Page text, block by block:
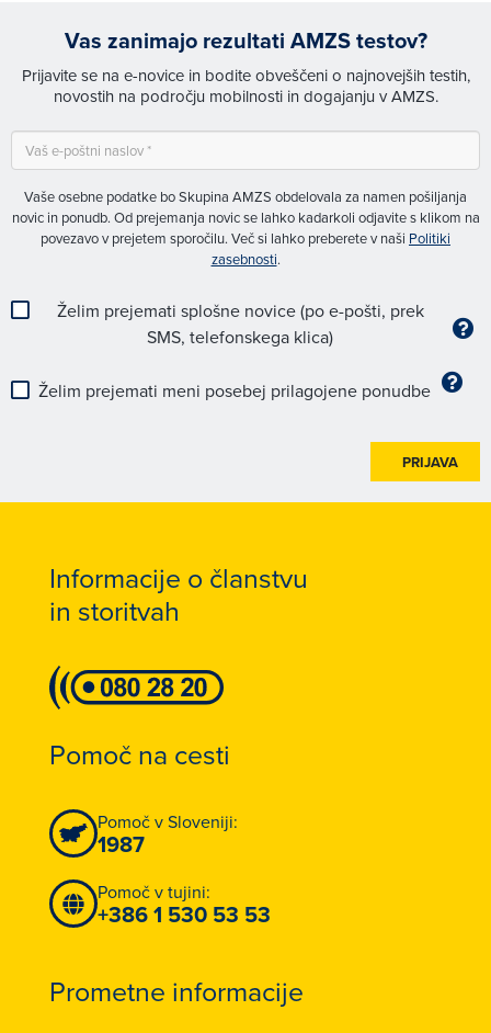
Vas zanimajo rezultati AMZS testov?
Prijavite se na e-novice in bodite obveščeni o najnovejših testih,
novostih na področju mobilnosti in dogajanju v AMZS.
Vaše osebne podatke bo Skupina AMZS obdelovala za namen pošiljanja
novic in ponudb. Od prejemanja novic se lahko kadarkoli odjavite s klikom na
povezavo v prejetem sporočilu. Več si lahko preberete v naši Politiki
zasebnosti.
Želim prejemati splošne novice (po e-pošti, prek
SMS, telefonskega klica)
Želim prejemati meni posebej prilagojene ponudbe
PRIJAVA
Informacije o članstvu
in storitvah
Pomoč na cesti
Pomoč v Sloveniji:
1987
Pomoč v tujini:
+386 1 530 53 53
Prometne informacije